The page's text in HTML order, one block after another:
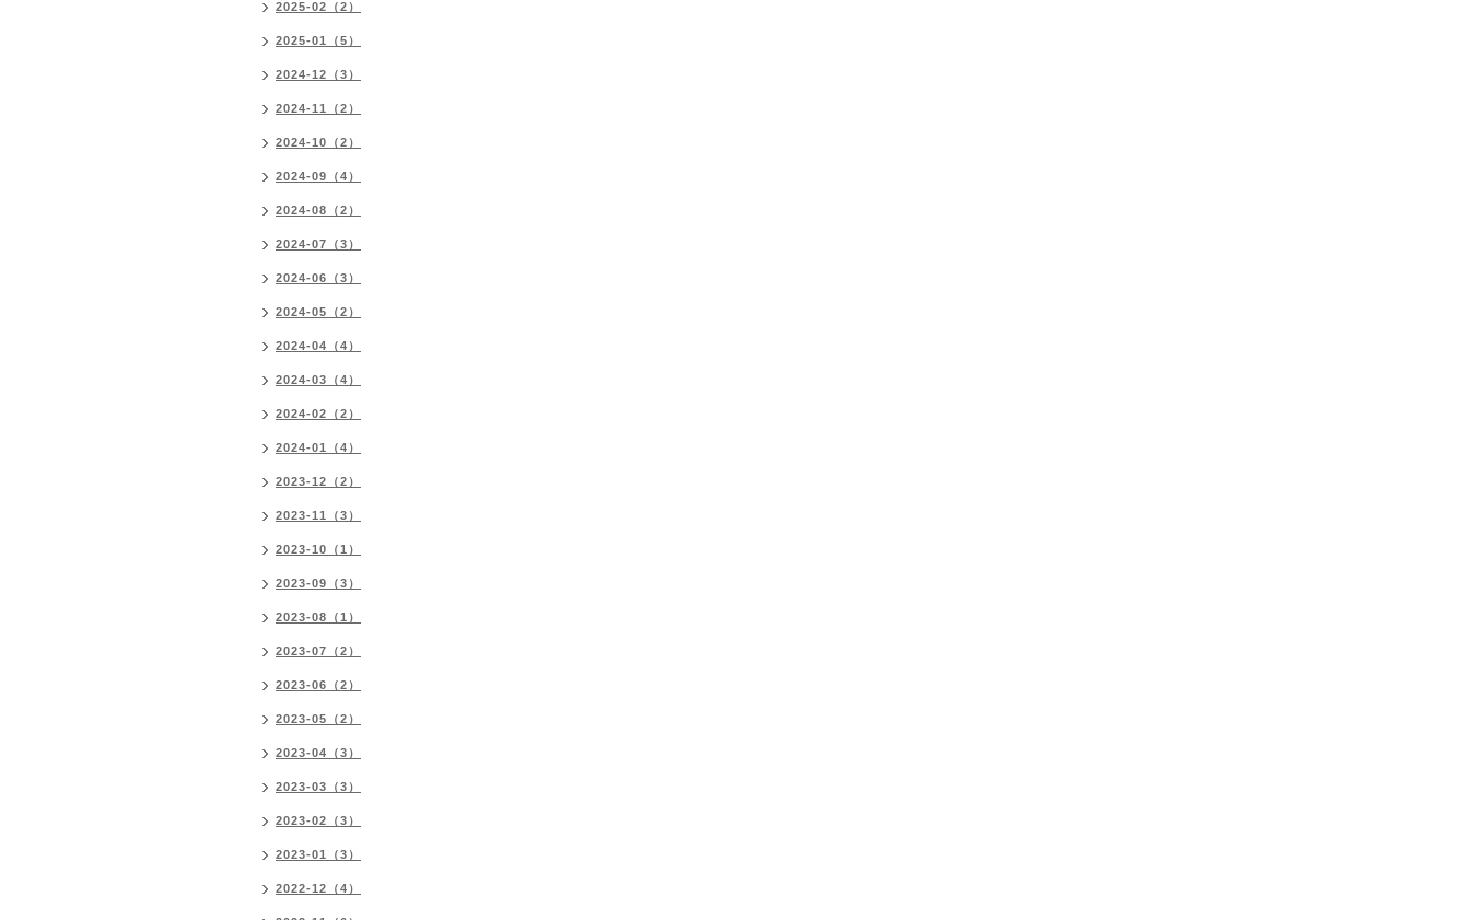
2025-02（2）
2025-01（5）
2024-12（3）
2024-11（2）
2024-10（2）
2024-09（4）
2024-08（2）
2024-07（3）
2024-06（3）
2024-05（2）
2024-04（4）
2024-03（4）
2024-02（2）
2024-01（4）
2023-12（2）
2023-11（3）
2023-10（1）
2023-09（3）
2023-08（1）
2023-07（2）
2023-06（2）
2023-05（2）
2023-04（3）
2023-03（3）
2023-02（3）
2023-01（3）
2022-12（4）